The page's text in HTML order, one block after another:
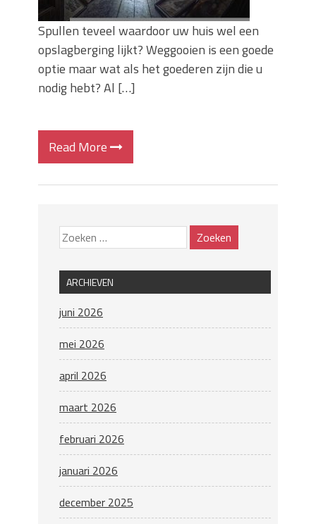
Spullen teveel waardoor uw huis wel een
opslagberging lijkt? Weggooien is een goede
optie maar wat als het goederen zijn die u
nodig hebt? Al […]
Read More
ARCHIEVEN
juni 2026
mei 2026
april 2026
maart 2026
februari 2026
januari 2026
december 2025